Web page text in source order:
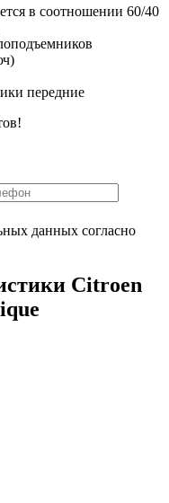
в соотношении 60/40
передние
данных согласно
Citroen